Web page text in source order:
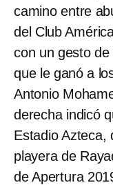
camino entre
del Club
con un gesto de
que le ganó a
Antonio
derecha indicó
Estadio Azteca,
playera de
de Apertura